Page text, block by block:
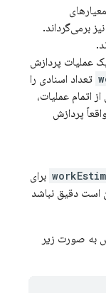
نیز برمی‌گرداند.
عملیات پردازش
تعداد اسنادی را
اتمام عملیات،
پردازش
برای
است دقیق نباشد
به صورت زیر